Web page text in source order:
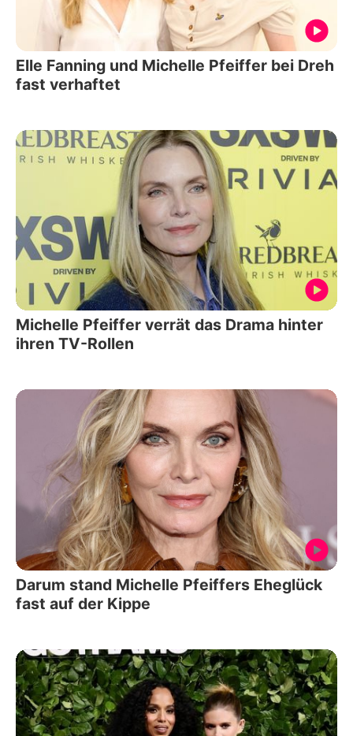
Elle Fanning und Michelle Pfeiffer bei Dreh
fast verhaftet
Michelle Pfeiffer verrät das Drama hinter
ihren TV-Rollen
Darum stand Michelle Pfeiffers Eheglück
fast auf der Kippe